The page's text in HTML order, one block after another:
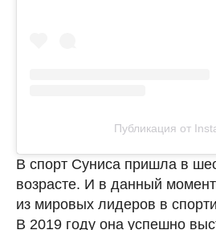
Публикация от
В спорт Суниса пришла в
возрасте. И в данный
из мировых лидеров в
В 2019 году она успешно